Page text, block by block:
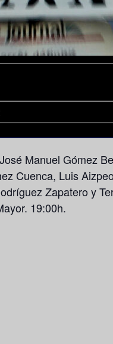
Manuel Gómez
Cuenca, Luis
Zapatero y
19:00h.